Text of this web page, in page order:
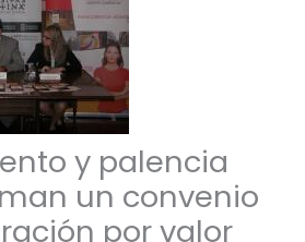
y palencia
un convenio
por valor